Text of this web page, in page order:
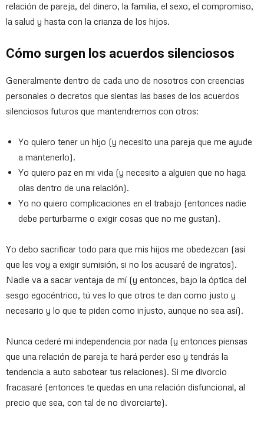
relación de pareja, del dinero, la familia, el sexo, el compromiso,
la salud y hasta con la crianza de los hijos.
Cómo surgen los acuerdos silenciosos
Generalmente dentro de cada uno de nosotros con creencias
personales o decretos que sientas las bases de los acuerdos
silenciosos futuros que mantendremos con otros:
Yo quiero tener un hijo (y necesito una pareja que me ayude
a mantenerlo).
Yo quiero paz en mi vida (y necesito a alguien que no haga
olas dentro de una relación).
Yo no quiero complicaciones en el trabajo (entonces nadie
debe perturbarme o exigir cosas que no me gustan).
Yo debo sacrificar todo para que mis hijos me obedezcan (así
que les voy a exigir sumisión, si no los acusaré de ingratos).
Nadie va a sacar ventaja de mí (y entonces, bajo la óptica del
sesgo egocéntrico, tú ves lo que otros te dan como justo y
necesario y lo que te piden como injusto, aunque no sea así).
Nunca cederé mi independencia por nada (y entonces piensas
que una relación de pareja te hará perder eso y tendrás la
tendencia a auto sabotear tus relaciones). Si me divorcio
fracasaré (entonces te quedas en una relación disfuncional, al
precio que sea, con tal de no divorciarte).